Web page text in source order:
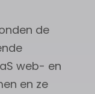
de
web- en
en ze